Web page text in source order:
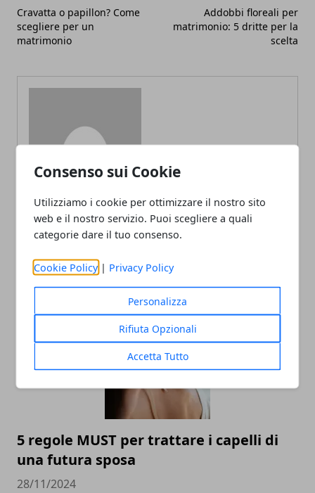
Consenso sui Cookie
Utilizziamo i cookie per ottimizzare il nostro sito
web e il nostro servizio. Puoi scegliere a quali
categorie dare il tuo consenso.
Cookie Policy | Privacy Policy
Personalizza
Rifiuta Opzionali
Accetta Tutto
Cravatta o papillon? Come
scegliere per un
matrimonio
Addobbi floreali per
matrimonio: 5 dritte per la
scelta
ARTICOLI CORRELATI
5 regole MUST per trattare i capelli di
una futura sposa
28/11/2024